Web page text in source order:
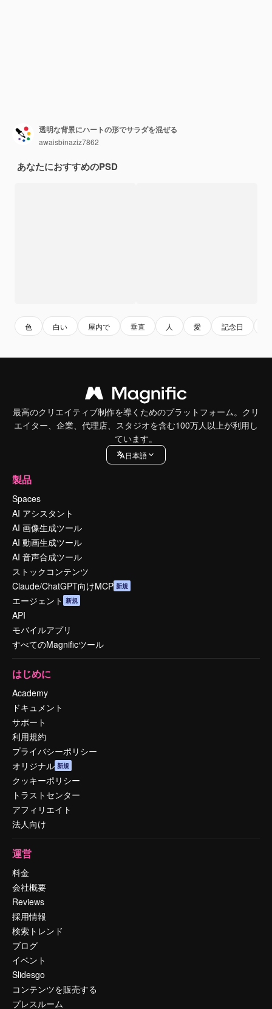
透明な背景にハートの形でサラダを混ぜる
awaisbinaziz7862
あなたにおすすめのPSD
色 白い 屋内で 垂直 人 愛 記念日
最高のクリエイティブ制作を導くためのプラットフォーム。クリ
エイター、企業、代理店、スタジオを含む100万人以上が利用し
ています。
日本語
製品
Spaces
AI アシスタント
AI 画像生成ツール
AI 動画生成ツール
AI 音声合成ツール
ストックコンテンツ
Claude/ChatGPT向けMCP 新規
エージェント 新規
API
モバイルアプリ
すべてのMagnificツール
はじめに
Academy
ドキュメント
サポート
利用規約
プライバシーポリシー
オリジナル 新規
クッキーポリシー
トラストセンター
アフィリエイト
法人向け
運営
料金
会社概要
Reviews
採用情報
検索トレンド
ブログ
イベント
Slidesgo
コンテンツを販売する
プレスルーム